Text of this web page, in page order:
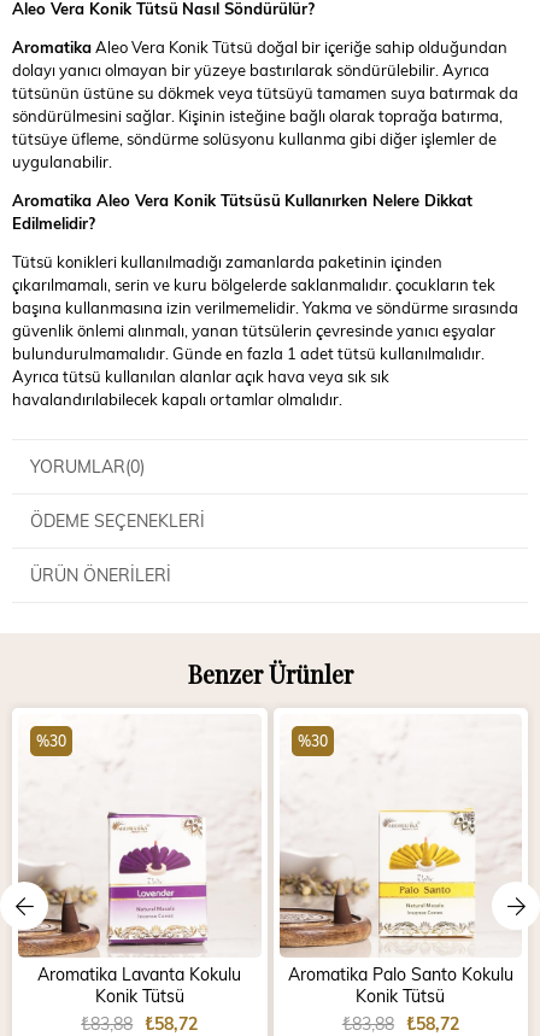
Aleo Vera Konik Tütsü Nasıl Söndürülür?
AromatikaAleo Vera Konik Tütsü doğal bir içeriğe sahip olduğundan
dolayı yanıcı olmayan bir yüzeye bastırılarak söndürülebilir. Ayrıca
tütsünün üstüne su dökmek veya tütsüyü tamamen suya batırmak da
söndürülmesini sağlar. Kişinin isteğine bağlı olarak toprağa batırma,
tütsüye üfleme, söndürme solüsyonu kullanma gibi diğer işlemler de
uygulanabilir.
Aromatika Aleo Vera Konik Tütsüsü Kullanırken Nelere Dikkat
Edilmelidir?
Tütsü konikleri kullanılmadığı zamanlarda paketinin içinden
çıkarılmamalı, serin ve kuru bölgelerde saklanmalıdır. çocukların tek
başına kullanmasına izin verilmemelidir. Yakma ve söndürme sırasında
güvenlik önlemi alınmalı, yanan tütsülerin çevresinde yanıcı eşyalar
bulundurulmamalıdır. Günde en fazla 1 adet tütsü kullanılmalıdır.
Ayrıca tütsü kullanılan alanlar açık hava veya sık sık
havalandırılabilecek kapalı ortamlar olmalıdır.
YORUMLAR(0)
ÖDEME SEÇENEKLERI
ÜRÜN ÖNERILERI
Benzer Ürünler
Aromatika Lavanta Kokulu
Konik Tütsü
₺58,72
₺83,88
%30
Aromatika Palo Santo Kokulu
Konik Tütsü
₺58,72
₺83,88
%30